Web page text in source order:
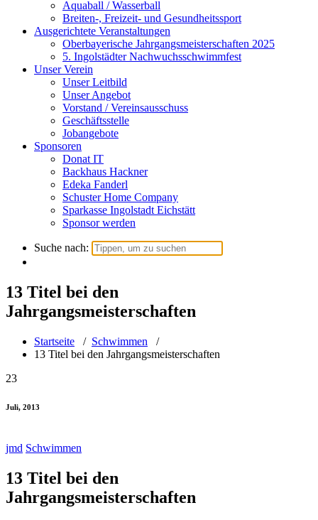
Aquaball / Wasserball
Breiten-, Freizeit- und Gesundheitssport
Ausgerichtete Veranstaltungen
Oberbayerische Jahrgangsmeisterschaften 2025
5. Ingolstädter Nachwuchsschwimmfest
Unser Verein
Unser Leitbild
Unser Angebot
Vorstand / Vereinsausschuss
Geschäftsstelle
Jobangebote
Sponsoren
Donat IT
Backhaus Hackner
Edeka Fanderl
Schuster Home Company
Sparkasse Ingolstadt Eichstätt
Sponsor werden
Suche nach:
13 Titel bei den
Jahrgangsmeisterschaften
Startseite / Schwimmen /
13 Titel bei den Jahrgangsmeisterschaften
23
Juli, 2013
jmd Schwimmen
13 Titel bei den
Jahrgangsmeisterschaften